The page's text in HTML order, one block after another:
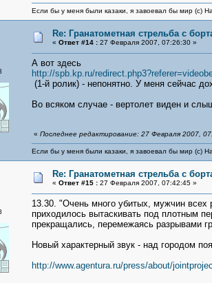
Если бы у меня были казаки, я завоевал бы мир (с)
Re: Гранатометная стрельба с
« Ответ #14 :27 Февраля 2007, 07:26:30 »
А вот здесь
http://spb.kp.ru/
(1-й ролик) - непонятно. У меня сейчас
Во всяком случае - вертолет виден и
« Последнее редактирование: 27 Февраля 2007,
Если бы у меня были казаки, я завоевал бы мир (с)
Re: Гранатометная стрельба с
« Ответ #15 :27 Февраля 2007, 07:42:45 »
13.30. "Очень много убитых, мужчин всех
приходилось вытаскивать под плотным
прекращались, перемежаясь разрывами
Новый характерный звук - над городом
http://www.agentura.ru/press/about/